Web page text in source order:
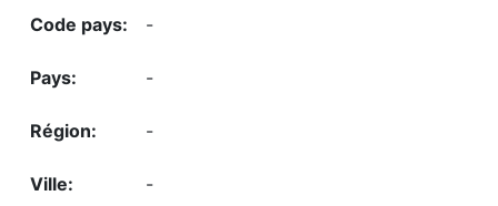
-
-
-
-